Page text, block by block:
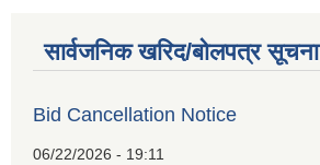
सार्वजनिक खरिद/बोलपत्र सूचना
Bid Cancellation Notice
06/22/2026 - 19:11